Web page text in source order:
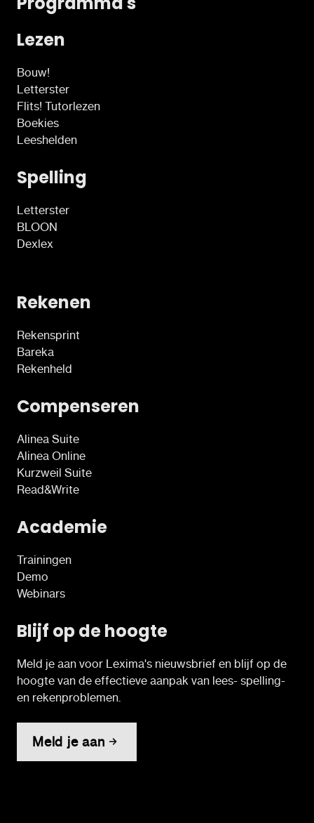
Lezen
Bouw!
Letterster
Flits! Tutorlezen
Boekies
Leeshelden
Spelling
Letterster
BLOON
Dexlex
Rekenen
Rekensprint
Bareka
Rekenheld
Compenseren
Alinea Suite
Alinea Online
Kurzweil Suite
Read&Write
Academie
Trainingen
Demo
Webinars
Blijf op de hoogte
Meld je aan voor Lexima's nieuwsbrief en blijf op de
hoogte van de effectieve aanpak van lees- spelling-
en rekenproblemen.
Meld je aan